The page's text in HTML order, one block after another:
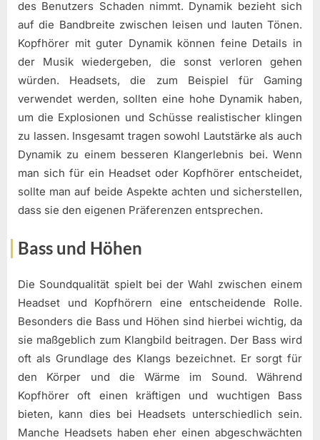
des Benutzers Schaden nimmt. Dynamik bezieht sich
auf die Bandbreite zwischen leisen und lauten Tönen.
Kopfhörer mit guter Dynamik können feine Details in
der Musik wiedergeben, die sonst verloren gehen
würden. Headsets, die zum Beispiel für Gaming
verwendet werden, sollten eine hohe Dynamik haben,
um die Explosionen und Schüsse realistischer klingen
zu lassen. Insgesamt tragen sowohl Lautstärke als auch
Dynamik zu einem besseren Klangerlebnis bei. Wenn
man sich für ein Headset oder Kopfhörer entscheidet,
sollte man auf beide Aspekte achten und sicherstellen,
dass sie den eigenen Präferenzen entsprechen.
Bass und Höhen
Die Soundqualität spielt bei der Wahl zwischen einem
Headset und Kopfhörern eine entscheidende Rolle.
Besonders die Bass und Höhen sind hierbei wichtig, da
sie maßgeblich zum Klangbild beitragen. Der Bass wird
oft als Grundlage des Klangs bezeichnet. Er sorgt für
den Körper und die Wärme im Sound. Während
Kopfhörer oft einen kräftigen und wuchtigen Bass
bieten, kann dies bei Headsets unterschiedlich sein.
Manche Headsets haben eher einen abgeschwächten